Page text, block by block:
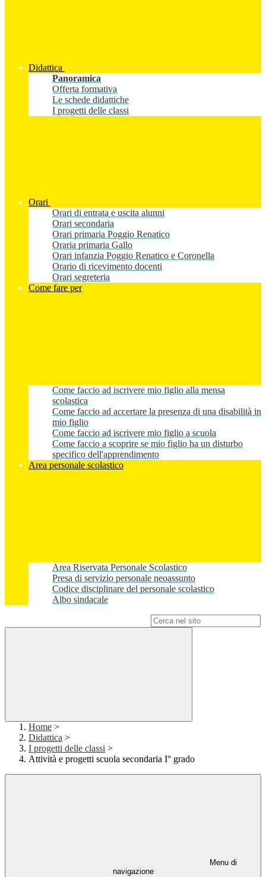
Didattica
Panoramica
Offerta formativa
Le schede didattiche
I progetti delle classi
Orari
Orari di entrata e uscita alunni
Orari secondaria
Orari primaria Poggio Renatico
Oraria primaria Gallo
Orari infanzia Poggio Renatico e Coronella
Orario di ricevimento docenti
Orari segreteria
Come fare per
Come faccio ad iscrivere mio figlio alla mensa
scolastica
Come faccio ad accertare la presenza di una disabilità in
mio figlio
Come faccio ad iscrivere mio figlio a scuola
Come faccio a scoprire se mio figlio ha un disturbo
specifico dell'apprendimento
Area personale scolastico
Area Riservata Personale Scolastico
Presa di servizio personale neoassunto
Codice disciplinare del personale scolastico
Albo sindacale
Home >
Didattica >
I progetti delle classi >
Attività e progetti scuola secondaria I° grado
Menu di
navigazione